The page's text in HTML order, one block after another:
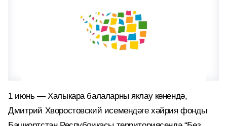
1 июнь — Халыкара балаларны яклау көнендә,
Дмитрий Хворостовский исемендәге хәйрия фонды